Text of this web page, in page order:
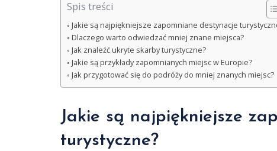
Spis treści
Jakie są najpiękniejsze zapomniane destynacje
Dlaczego warto odwiedzać mniej znane miejsca?
Jak znaleźć ukryte skarby turystyczne?
Jakie są przykłady zapomnianych miejsc w Europie?
Jak przygotować się do podróży do mniej znanych miejsc?
Jakie są najpiękniejsze
turystyczne?